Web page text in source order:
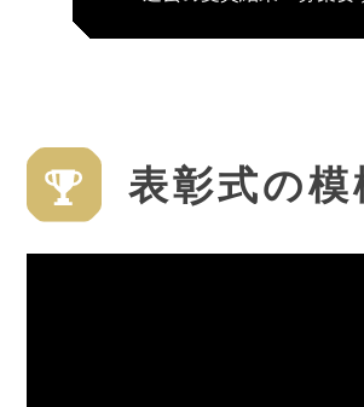
CJPF AWARD 2024 募集要項
表彰式の模